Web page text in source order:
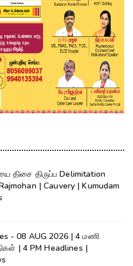
திசை திருப்ப Delimitation
| Cauvery | Kumudam
- 08 AUG 2026 | 4 மணி
| 4 PM Headlines |